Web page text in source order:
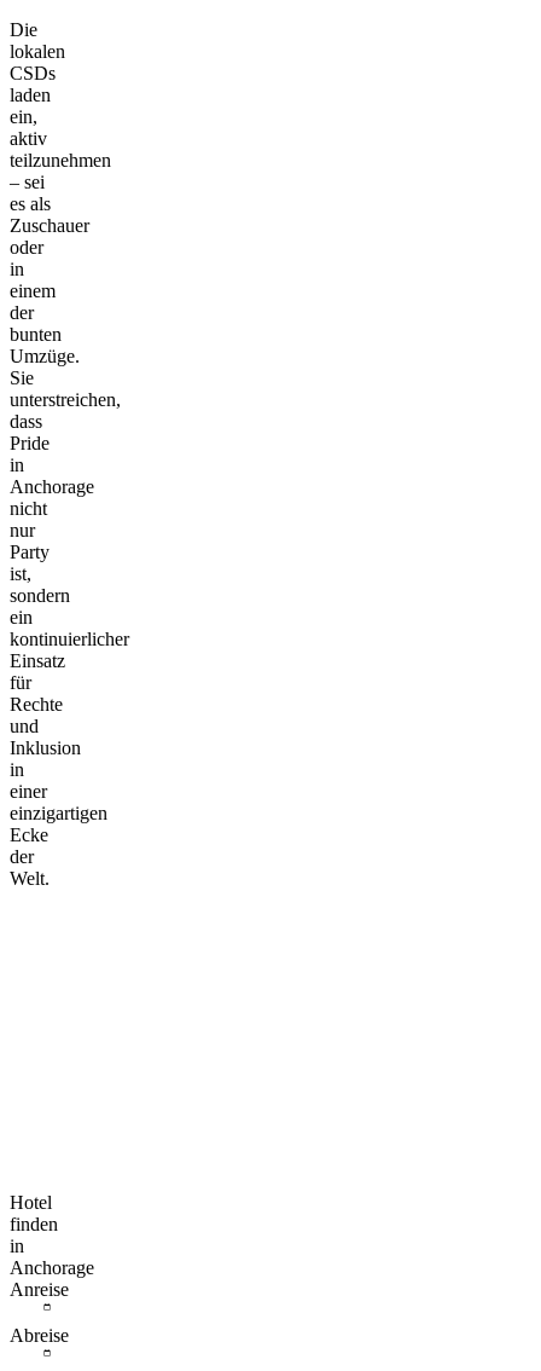
Die
lokalen
CSDs
laden
ein,
aktiv
teilzunehmen
– sei
es als
Zuschauer
oder
in
einem
der
bunten
Umzüge.
Sie
unterstreichen,
dass
Pride
in
Anchorage
nicht
nur
Party
ist,
sondern
ein
kontinuierlicher
Einsatz
für
Rechte
und
Inklusion
in
einer
einzigartigen
Ecke
der
Welt.
Hotel
finden
in
Anchorage
Anreise
Abreise